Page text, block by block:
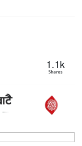
1.1k
Shares